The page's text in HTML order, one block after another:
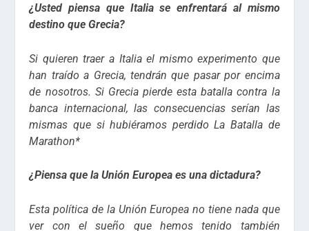
¿Usted piensa que Italia se enfrentará al mismo
destino que Grecia?
Si quieren traer a Italia el mismo experimento que
han traído a Grecia, tendrán que pasar por encima
de nosotros. Si Grecia pierde esta batalla contra la
banca internacional, las consecuencias serían las
mismas que si hubiéramos perdido La Batalla de
Marathon*
¿Piensa que la Unión Europea es una dictadura?
Esta política de la Unión Europea no tiene nada que
ver con el sueño que hemos tenido también